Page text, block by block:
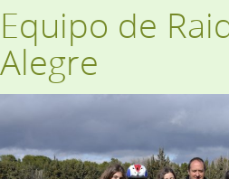
Equipo de
Alegre